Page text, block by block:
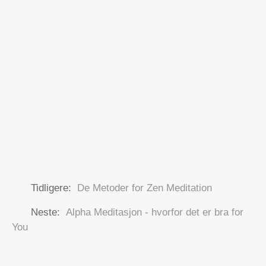
Tidligere: De Metoder for Zen Meditation
Neste: Alpha Meditasjon - hvorfor det er bra for
You